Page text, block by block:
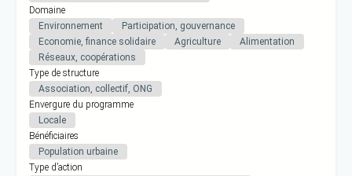
Domaine
Environnement
Participation, gouvernance
Economie, finance solidaire
Agriculture
Alimentation
Réseaux, coopérations
Type de structure
Association, collectif, ONG
Envergure du programme
Locale
Bénéficiaires
Population urbaine
Type d’action